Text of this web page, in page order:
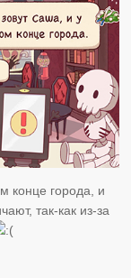
конце города, и
так-как из-за